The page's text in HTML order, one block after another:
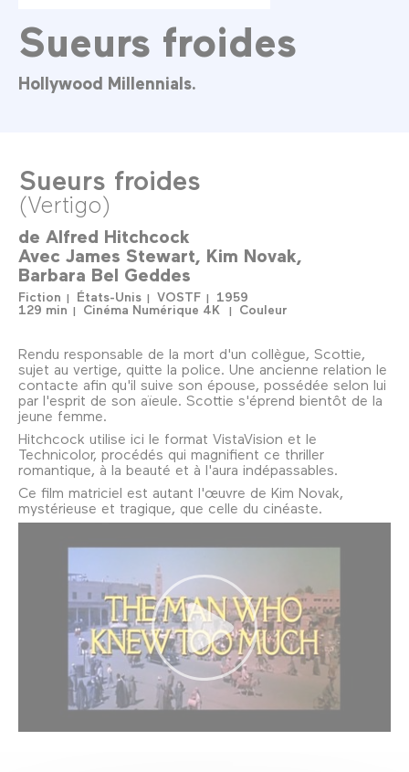
Sueurs froides
Hollywood Millennials.
Sueurs froides
(Vertigo)
de Alfred Hitchcock
Avec James Stewart Kim Novak
Barbara Bel Geddes
Fiction États-Unis VOSTF
1959
129 min
Cinéma Numérique 4K Couleur
Rendu responsable de la mort d'un collègue, Scottie,
sujet au vertige, quitte la police. Une ancienne relation le
contacte afin qu'il suive son épouse, possédée selon lui
par l'esprit de son aïeule. Scottie s'éprend bientôt de la
jeune femme.
Hitchcock utilise ici le format VistaVision et le
Technicolor, procédés qui magnifient ce thriller
romantique, à la beauté et à l'aura indépassables.
Ce film matriciel est autant l'œuvre de Kim Novak,
mystérieuse et tragique, que celle du cinéaste.